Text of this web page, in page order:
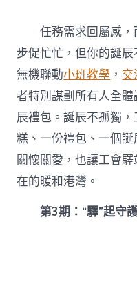
任務需求回屬感
步促忙忙，但你的誕
無機聯動小班教學 ， 交
者特別謀劃所有人全
辰禮包。誕辰不孤獨
糕、一份禮包、一個
關懷關愛，也讓工會
在的暖和港灣。
第3期：“驛”起守